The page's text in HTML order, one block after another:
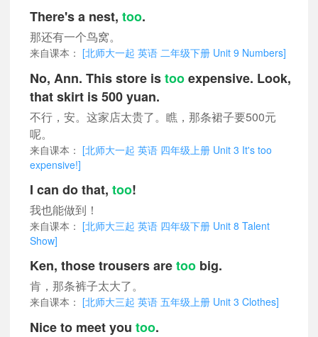
There's a nest, too.
那还有一个鸟窝。
来自课本： [北师大一起 英语 二年级下册 Unit 9 Numbers]
No, Ann. This store istooexpensive. Look,
that skirt is 500 yuan.
不行，安。这家店太贵了。瞧，那条裙子要500元
呢。
来自课本： [北师大一起 英语 四年级上册 Unit 3 It's too
expensive!]
I can do that, too!
我也能做到！
来自课本： [北师大三起 英语 四年级下册 Unit 8 Talent
Show]
Ken, those trousers aretoo big.
肯，那条裤子太大了。
来自课本： [北师大三起 英语 五年级上册 Unit 3 Clothes]
Nice to meet you too.